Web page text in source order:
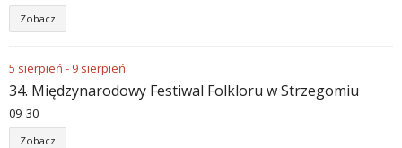
Zobacz
5 sierpień - 9 sierpień
34. Międzynarodowy Festiwal Folkloru w Strzegomiu
09 30
Zobacz